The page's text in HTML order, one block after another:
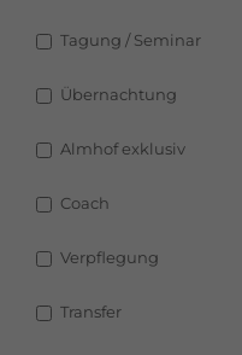
Tagung / Seminar
Übernachtung
Almhof exklusiv
Coach
Verpflegung
Transfer